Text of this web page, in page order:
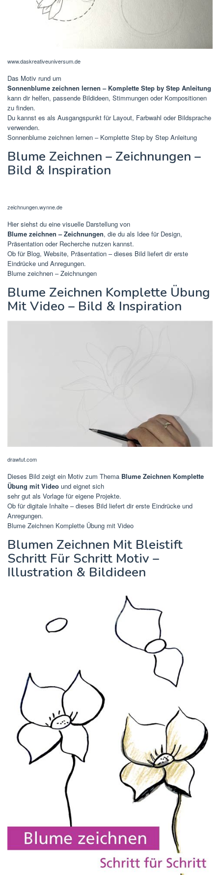
www.daskreativeuniversum.de
Das Motiv rund um
Sonnenblume zeichnen lernen – Komplette Step by Step Anleitung
kann dir helfen, passende Bildideen, Stimmungen oder Kompositionen
zu finden.
Du kannst es als Ausgangspunkt für Layout, Farbwahl oder Bildsprache
verwenden.
Sonnenblume zeichnen lernen – Komplette Step by Step Anleitung
Blume Zeichnen – Zeichnungen –
Bild & Inspiration
zeichnungen.wynne.de
Hier siehst du eine visuelle Darstellung von
Blume zeichnen – Zeichnungen, die du als Idee für Design,
Präsentation oder Recherche nutzen kannst.
Ob für Blog, Website, Präsentation – dieses Bild liefert dir erste
Eindrücke und Anregungen.
Blume zeichnen – Zeichnungen
Blume Zeichnen Komplette Übung
Mit Video – Bild & Inspiration
drawtut.com
Dieses Bild zeigt ein Motiv zum Thema Blume Zeichnen Komplette
Übung mit Video und eignet sich
sehr gut als Vorlage für eigene Projekte.
Ob für digitale Inhalte – dieses Bild liefert dir erste Eindrücke und
Anregungen.
Blume Zeichnen Komplette Übung mit Video
Blumen Zeichnen Mit Bleistift
Schritt Für Schritt Motiv –
Illustration & Bildideen